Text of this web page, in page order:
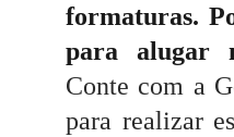
formaturas.
para alugar
Conte com a
para realizar